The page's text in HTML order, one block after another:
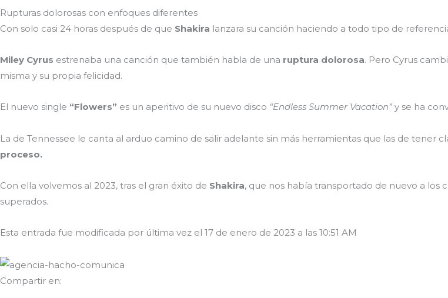
Rupturas dolorosas con enfoques diferentes
Con solo casi 24 horas después de que Shakira lanzara su canción haciendo a todo tipo de
Miley Cyrus estrenaba una canción que también habla de una ruptura dolorosa. Pero Cyrus
misma y su propia felicidad.
El nuevo single “Flowers” es un aperitivo de su nuevo disco “Endless Summer Vacation” y se ha
La de Tennessee le canta al arduo camino de salir adelante sin más herramientas que las de tener
proceso.
Con ella volvemos al 2023, tras el gran éxito de Shakira, que nos había transportado de nuevo a los
superados.
Esta entrada fue modificada por última vez el 17 de enero de 2023 a las 10:51 AM
Compartir en: